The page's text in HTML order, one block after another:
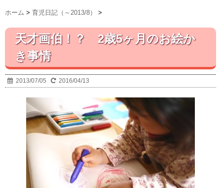
ホーム > 育児日記（～2013/8） >
天才画伯！？ 2歳5ヶ月のお絵か
き事情
2013/07/05 2016/04/13